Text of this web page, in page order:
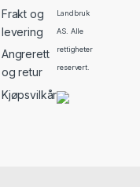
Frakt og
levering
Angrerett
og retur
Kjøpsvilkår
Landbruk
AS. Alle
rettigheter
reservert.